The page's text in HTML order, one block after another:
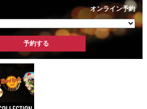
オンライン予約